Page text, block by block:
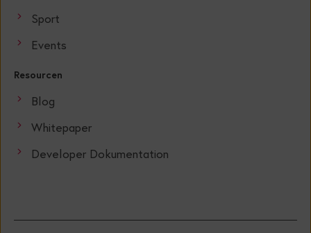
Sport
Events
Resourcen
Blog
Whitepaper
Developer Dokumentation